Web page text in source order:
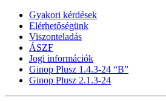
Gyakori kérdések
Elérhetőségünk
Viszonteladás
ÁSZF
Jogi információk
Ginop Plusz 1.4.3-24 “B”
Ginop Plusz 2.1.3-24